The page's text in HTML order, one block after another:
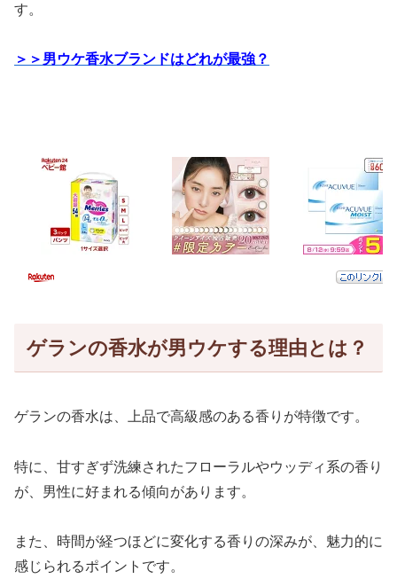
す。
＞＞男ウケ香水ブランドはどれが最強？
ゲランの香水が男ウケする理由とは？
ゲランの香水は、上品で高級感のある香りが特徴です。
特に、甘すぎず洗練されたフローラルやウッディ系の香り
が、男性に好まれる傾向があります。
また、時間が経つほどに変化する香りの深みが、魅力的に
感じられるポイントです。